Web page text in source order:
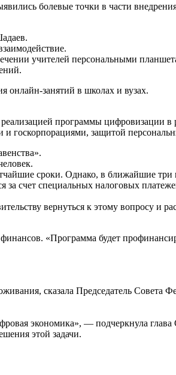
болевые точки в части
учителей персональными
онлайн-занятий в школах и вузах.
программы цифровизации
и госкорпорациями, защитой
сроки. Однако, в ближайшие
за счет специальных налоговых
вернуться к этому вопросу и
«Программа будет
сказала Председатель Совета
экономика», — подчеркнула
этой задачи.